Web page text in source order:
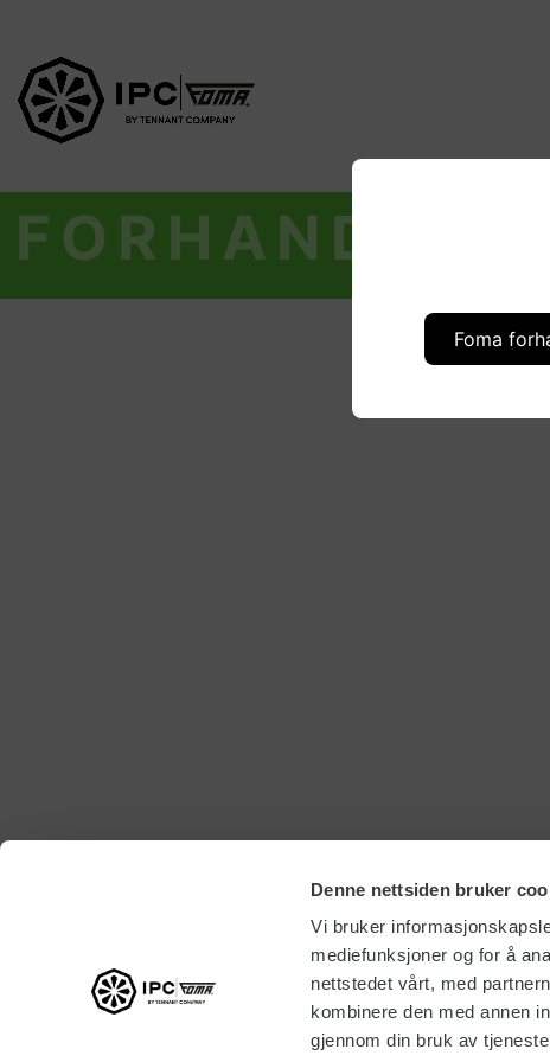
Denne nettsiden bruker
Vi bruker
mediefunksjoner og for å
nettstedet vårt, med
kombinere den med annen
gjennom din bruk av
Foma
FORHANDLER